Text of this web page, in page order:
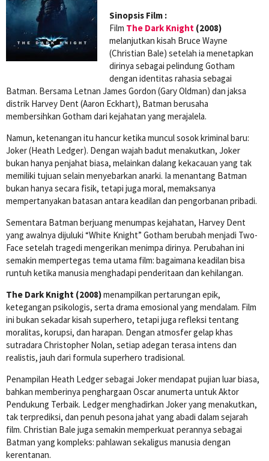
Sinopsis Film :
Film The Dark Knight (2008)
melanjutkan kisah Bruce Wayne
(Christian Bale) setelah ia menetapkan
dirinya sebagai pelindung Gotham
dengan identitas rahasia sebagai
Batman. Bersama Letnan James Gordon (Gary Oldman) dan jaksa
distrik Harvey Dent (Aaron Eckhart), Batman berusaha
membersihkan Gotham dari kejahatan yang merajalela.
Namun, ketenangan itu hancur ketika muncul sosok kriminal baru:
Joker (Heath Ledger). Dengan wajah badut menakutkan, Joker
bukan hanya penjahat biasa, melainkan dalang kekacauan yang tak
memiliki tujuan selain menyebarkan anarki. Ia menantang Batman
bukan hanya secara fisik, tetapi juga moral, memaksanya
mempertanyakan batasan antara keadilan dan pengorbanan pribadi.
Sementara Batman berjuang menumpas kejahatan, Harvey Dent
yang awalnya dijuluki “White Knight” Gotham berubah menjadi Two-
Face setelah tragedi mengerikan menimpa dirinya. Perubahan ini
semakin mempertegas tema utama film: bagaimana keadilan bisa
runtuh ketika manusia menghadapi penderitaan dan kehilangan.
The Dark Knight (2008)menampilkan pertarungan epik,
ketegangan psikologis, serta drama emosional yang mendalam. Film
ini bukan sekadar kisah superhero, tetapi juga refleksi tentang
moralitas, korupsi, dan harapan. Dengan atmosfer gelap khas
sutradara Christopher Nolan, setiap adegan terasa intens dan
realistis, jauh dari formula superhero tradisional.
Penampilan Heath Ledger sebagai Joker mendapat pujian luar biasa,
bahkan memberinya penghargaan Oscar anumerta untuk Aktor
Pendukung Terbaik. Ledger menghadirkan Joker yang menakutkan,
tak terprediksi, dan penuh pesona jahat yang abadi dalam sejarah
film. Christian Bale juga semakin memperkuat perannya sebagai
Batman yang kompleks: pahlawan sekaligus manusia dengan
kerentanan.